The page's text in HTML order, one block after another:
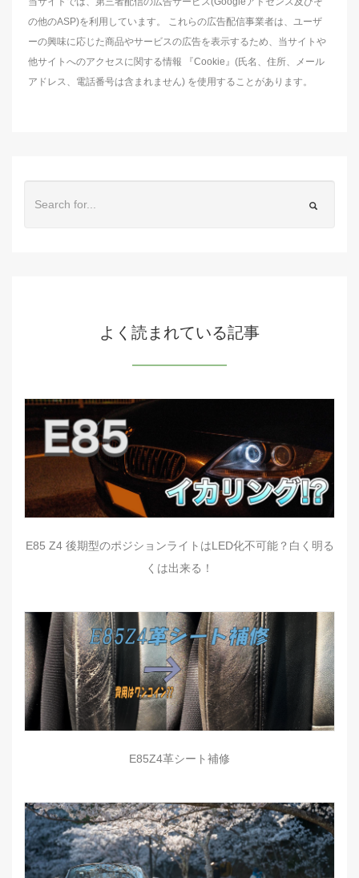
の他のASP)を利用しています。 これらの広告配信事業者は、ユーザ
ーの興味に応じた商品やサービスの広告を表示するため、当サイトや
他サイトへのアクセスに関する情報 『Cookie』(氏名、住所、メール
アドレス、電話番号は含まれません) を使用することがあります。
よく読まれている記事
E85 Z4 後期型のポジションライトはLED化不可能？白く明る
くは出来る！
E85Z4革シート補修